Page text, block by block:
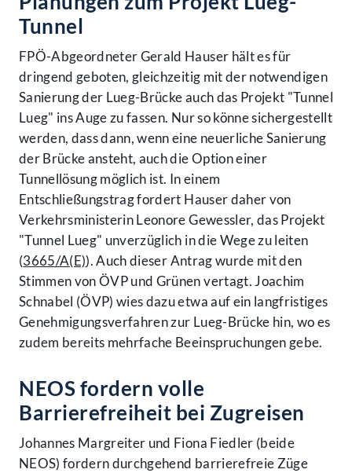
Tunnel
FPÖ-Abgeordneter Gerald Hauser hält es für
dringend geboten, gleichzeitig mit der notwendigen
Sanierung der Lueg-Brücke auch das Projekt "Tunnel
Lueg" ins Auge zu fassen. Nur so könne sichergestellt
werden, dass dann, wenn eine neuerliche Sanierung
der Brücke ansteht, auch die Option einer
Tunnellösung möglich ist. In einem
Entschließungstrag fordert Hauser daher von
Verkehrsministerin Leonore Gewessler, das Projekt
"Tunnel Lueg" unverzüglich in die Wege zu leiten
(3665/A(E)). Auch dieser Antrag wurde mit den
Stimmen von ÖVP und Grünen vertagt. Joachim
Schnabel (ÖVP) wies dazu etwa auf ein langfristiges
Genehmigungsverfahren zur Lueg-Brücke hin, wo es
zudem bereits mehrfache Beeinspruchungen gebe.
NEOS fordern volle
Barrierefreiheit bei Zugreisen
Johannes Margreiter und Fiona Fiedler (beide
NEOS) fordern durchgehend barrierefreie Züge